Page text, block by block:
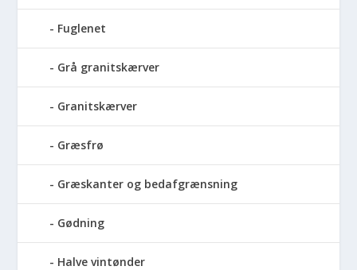
Fuglenet
Grå granitskærver
Granitskærver
Græsfrø
Græskanter og bedafgrænsning
Gødning
Halve vintønder